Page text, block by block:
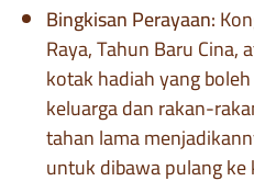
Bingkisan Perayaan:
Raya, Tahun Baru Cina,
kotak hadiah yang
keluarga dan rakan-
tahan lama
untuk dibawa pulang ke